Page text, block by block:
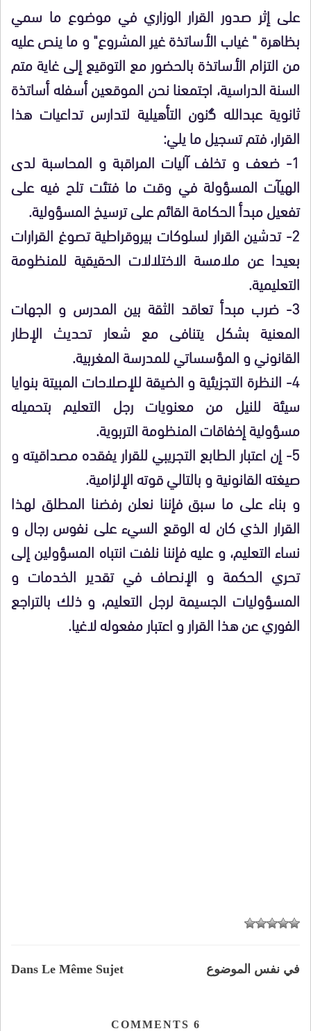
على إثر صدور القرار الوزاري في موضوع ما سمي
بظاهرة " غياب الأساتذة غير المشروع" و ما ينص عليه
من التزام الأساتذة بالحضور مع التوقيع إلى غاية متم
السنة الدراسية، اجتمعنا نحن الموقعينأسفله أساتذة
ثانوية عبدالله ﮔنون التأهيلية لتدارس تداعيات هذا
القرار، فتم تسجيل مايلي:
1- ضعف و تخلف آليات المراقبة و المحاسبة لدى
الهيآت المسؤولة في وقت ما فتئت تلح فيه على
تفعيل مبدأ الحكامة القائم على ترسيخ المسؤولية.
2- تدشين القرار لسلوكات بيروقراطية تصوغ القرارات
بعيدا عن ملامسة الاختلالات الحقيقية للمنظومة
التعليمية.
3- ضرب مبدأ تعاقد الثقة بين المدرس و الجهات
المعنية بشكل يتنافى مع شعار تحديث الإطار
القانوني و المؤسساتي للمدرسة المغربية.
4- النظرة التجزيئية و الضيقة للإصلاحات المبيتة بنوايا
سيئة للنيل من معنويات رجل التعليم بتحميله
مسؤولية إخفاقات المنظومة التربوية.
5- إن اعتبار الطابع التجريبي للقرار يفقده مصداقيته و
صيغته القانونية و بالتالي قوته الإلزامية.
و بناء على ما سبق فإننا نعلن رفضنا المطلق لهذا
القرار الذي كان له الوقع السيء على نفوس رجال و
نساء التعليم، و عليه فإننا نلفت انتباه المسؤولين إلى
تحري الحكمة و الإنصاف في تقدير الخدمات و
المسؤوليات الجسيمة لرجل التعليم، و ذلك بالتراجع
الفوري عن هذا القرار و اعتبار مفعوله لاغيا.
Dans Le Même Sujet في نفس الموضوع
6